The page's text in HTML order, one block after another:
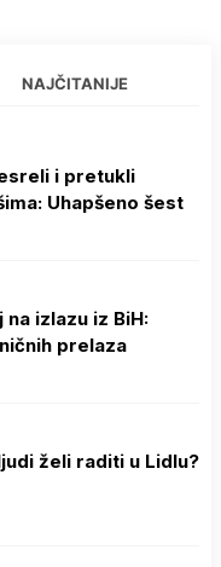
NAJČITANIJE
i pretukli
Uhapšeno šest
izlazu iz BiH:
prelaza
želi raditi u Lidlu?